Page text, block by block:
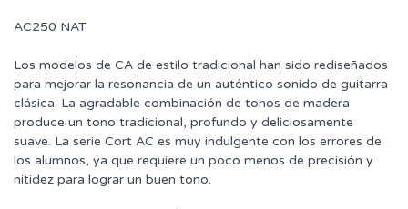
AC250 NAT
Los modelos de CA de estilo tradicional han sido rediseñados
para mejorar la resonancia de un auténtico sonido de guitarra
clásica. La agradable combinación de tonos de madera
produce un tono tradicional, profundo y deliciosamente
suave. La serie Cort AC es muy indulgente con los errores de
los alumnos, ya que requiere un poco menos de precisión y
nitidez para lograr un buen tono.